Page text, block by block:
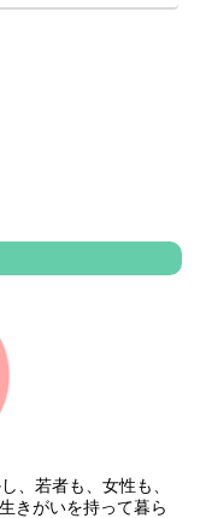
、若者も、女性も、
きがいを持って暮ら